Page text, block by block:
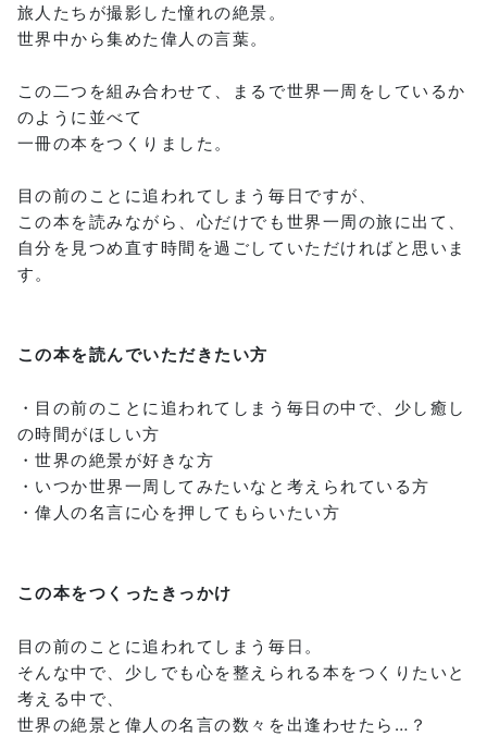
旅人たちが撮影した憧れの絶景。
世界中から集めた偉人の言葉。
この二つを組み合わせて、まるで世界一周をしているか
のように並べて
一冊の本をつくりました。
目の前のことに追われてしまう毎日ですが、
この本を読みながら、心だけでも世界一周の旅に出て、
自分を見つめ直す時間を過ごしていただければと思いま
す。
この本を読んでいただきたい方
・目の前のことに追われてしまう毎日の中で、少し癒し
の時間がほしい方
・世界の絶景が好きな方
・いつか世界一周してみたいなと考えられている方
・偉人の名言に心を押してもらいたい方
この本をつくったきっかけ
目の前のことに追われてしまう毎日。
そんな中で、少しでも心を整えられる本をつくりたいと
考える中で、
世界の絶景と偉人の名言の数々を出逢わせたら…？